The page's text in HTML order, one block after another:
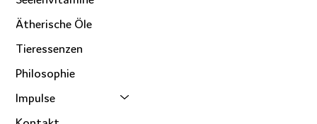
Ätherische Öle
Tieressenzen
Philosophie
Impulse